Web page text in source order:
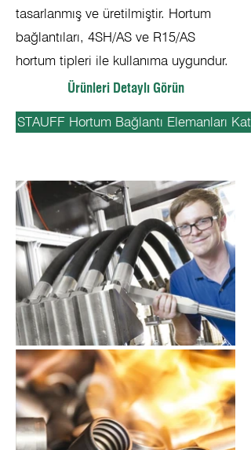
tasarlanmış ve üretilmiştir. Hortum
bağlantıları, 4SH/AS ve R15/AS
hortum tipleri ile kullanıma uygundur.
Ürünleri Detaylı Görün
STAUFF Hortum Bağlantı Elemanları